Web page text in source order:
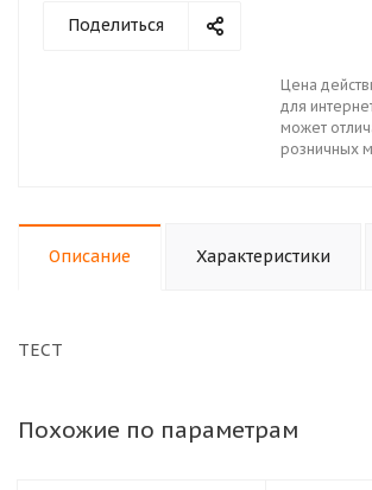
Поделиться
Цена
для
может
розничных
Описание Характеристики
ТЕСТ
Похожие по параметрам